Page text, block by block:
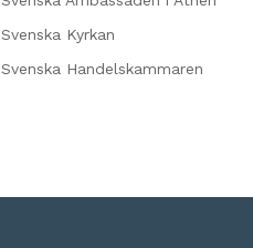
Svenska Kyrkan
Svenska Handelskammaren